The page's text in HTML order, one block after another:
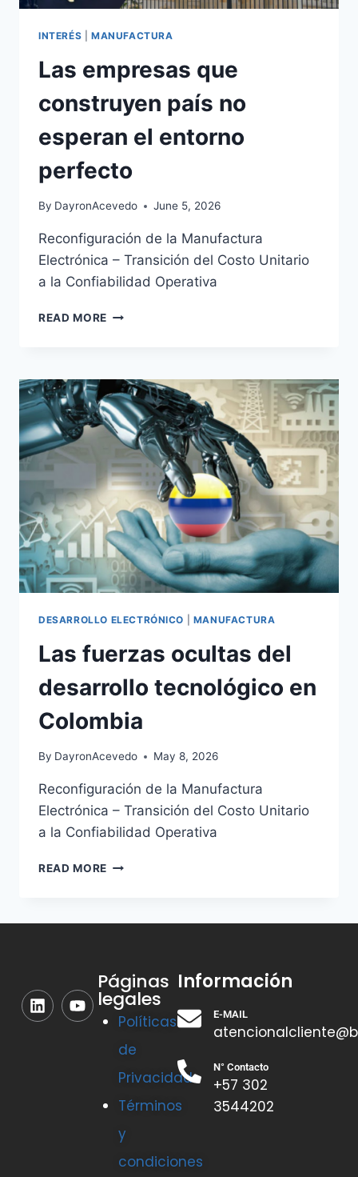
INTERÉS MANUFACTURA
Las empresas que
construyen país no
esperan el entorno
perfecto
By DayronAcevedo June 5, 2026
Reconfiguración de la Manufactura
Electrónica – Transición del Costo Unitario
a la Confiabilidad Operativa
READ MORE
DESARROLLO ELECTRÓNICO MANUFACTURA
Las fuerzas ocultas del
desarrollo tecnológico en
Colombia
By DayronAcevedo May 8, 2026
Reconfiguración de la Manufactura
Electrónica – Transición del Costo Unitario
a la Confiabilidad Operativa
READ MORE
Páginas
legales
Políticas
de
Privacidad
Términos
y
condiciones
Información
E-MAIL
N° Contacto
+57 302
3544202